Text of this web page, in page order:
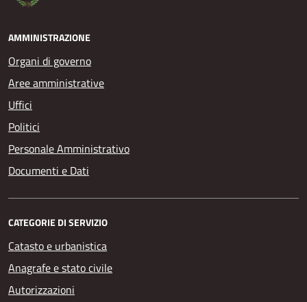
AMMINISTRAZIONE
Organi di governo
Aree amministrative
Uffici
Politici
Personale Amministrativo
Documenti e Dati
CATEGORIE DI SERVIZIO
Catasto e urbanistica
Anagrafe e stato civile
Autorizzazioni